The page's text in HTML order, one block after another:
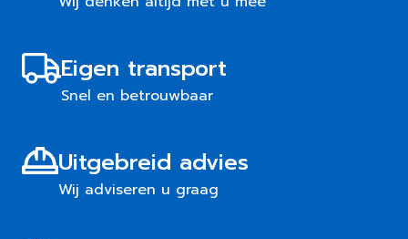
Eigen transport
Snel en betrouwbaar
Uitgebreid advies
Wij adviseren u graag